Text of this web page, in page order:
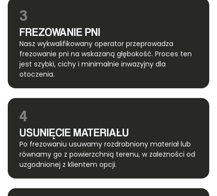
3
FREZOWANIE PNI
Nasz wykwalifikowany operator przeprowadza
frezowanie pni na wskazaną głębokość. Proces ten
jest szybki, cichy i minimalnie inwazyjny dla
otoczenia.
4
USUNIĘCIE MATERIAŁU
Po frezowaniu usuwamy rozdrobniony materiał lub
równamy go z powierzchnią terenu, w zależności od
uzgodnionej z klientem opcji.